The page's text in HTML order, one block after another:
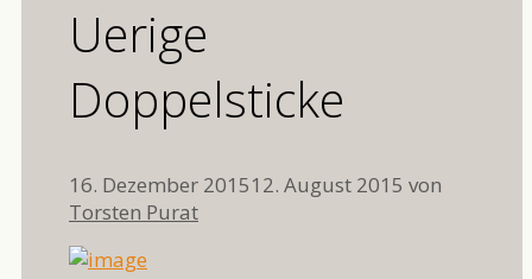
Uerige
Doppelsticke
16. Dezember 201512. August 2015 von
Torsten Purat